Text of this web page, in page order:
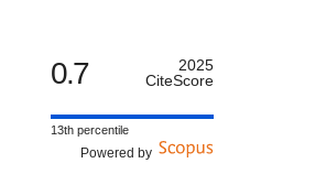
0.7
2025
CiteScore
13th percentile
Powered by